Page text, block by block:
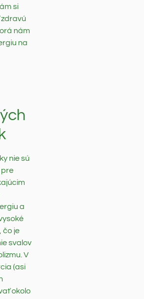
si
zdravú
nám
na
nie sú
pre
a
čo je
svalov
V
(asi
okolo